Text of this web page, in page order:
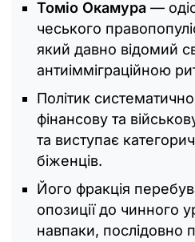
Томіо Окамура —
чеського
який давно відомий
антиімміграційною
Політик
фінансову та
та виступає
біженців.
Його фракція
опозиції до чинного
навпаки, послідовно